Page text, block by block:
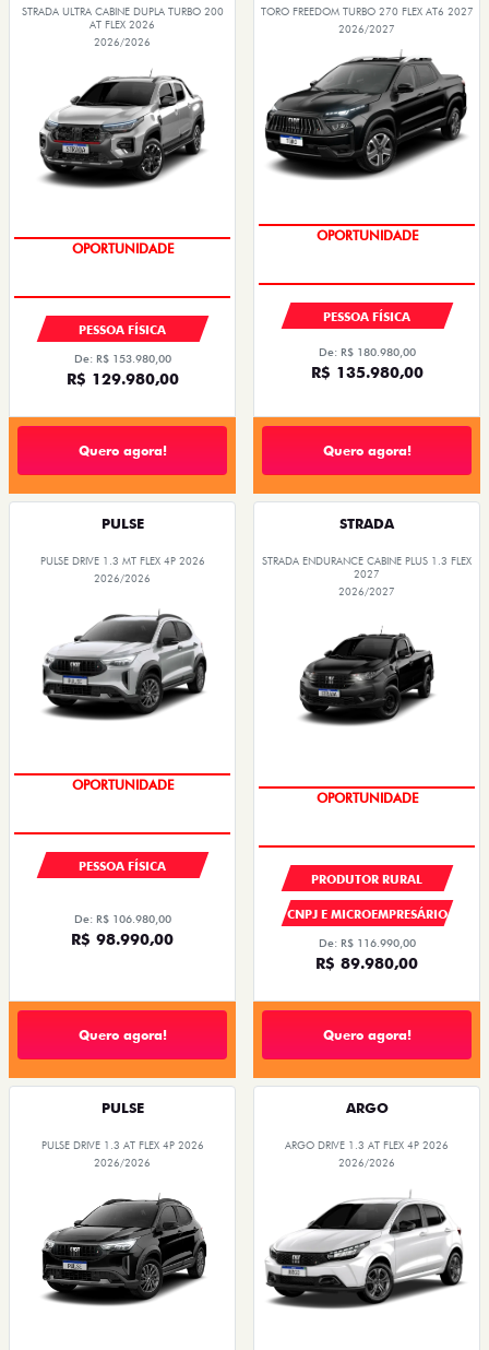
STRADA ULTRA CABINE DUPLA TURBO 200
AT FLEX 2026
2026/2026
OPORTUNIDADE
PESSOA FÍSICA
De: R$ 153.980,00
R$ 129.980,00
Quero agora!
TORO FREEDOM TURBO 270 FLEX AT6 2027
2026/2027
OPORTUNIDADE
PESSOA FÍSICA
De: R$ 180.980,00
R$ 135.980,00
Quero agora!
PULSE
PULSE DRIVE 1.3 MT FLEX 4P 2026
2026/2026
OPORTUNIDADE
PESSOA FÍSICA
De: R$ 106.980,00
R$ 98.990,00
Quero agora!
STRADA
STRADA ENDURANCE CABINE PLUS 1.3 FLEX
2027
2026/2027
OPORTUNIDADE
PRODUTOR RURAL
CNPJ E MICROEMPRESÁRIO
De: R$ 116.990,00
R$ 89.980,00
Quero agora!
PULSE
PULSE DRIVE 1.3 AT FLEX 4P 2026
2026/2026
ARGO
ARGO DRIVE 1.3 AT FLEX 4P 2026
2026/2026